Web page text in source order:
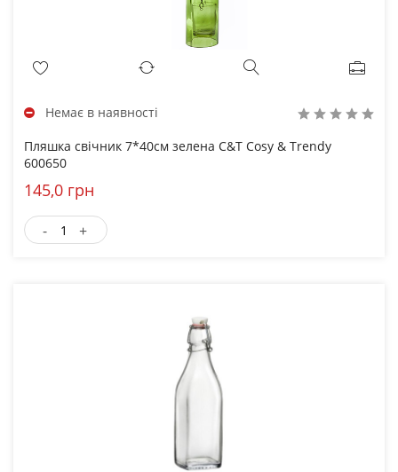
Немає в наявності
Пляшка свічник 7*40см зелена C&T Cosy & Trendy
600650
145,0 грн
- +